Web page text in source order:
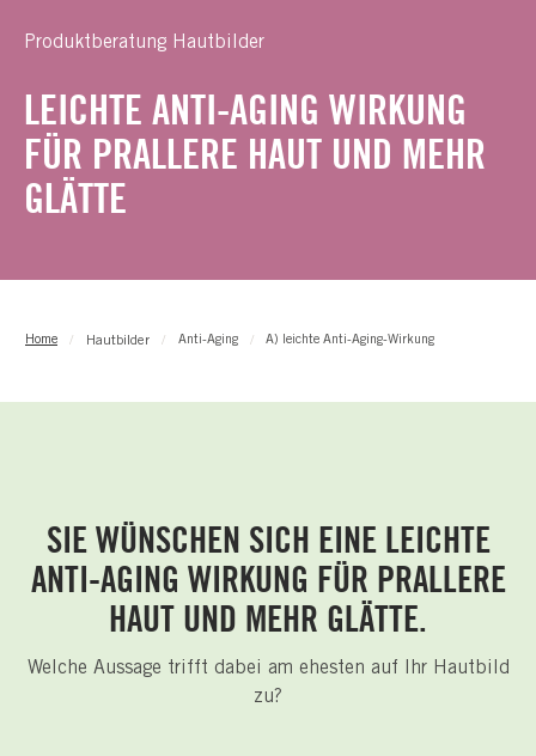
Produktberatung Hautbilder
LEICHTE ANTI-AGING WIRKUNG
FÜR PRALLERE HAUT UND MEHR
GLÄTTE
Home Hautbilder Anti-Aging A) leichte Anti-Aging-Wirkung
SIE WÜNSCHEN SICH EINE LEICHTE
ANTI-AGING WIRKUNG FÜR PRALLERE
HAUT UND MEHR GLÄTTE.
Welche Aussage trifft dabei am ehesten auf Ihr Hautbild
zu?